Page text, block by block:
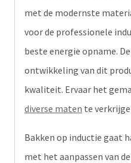
met de modernste
voor de professionele
beste energie opname.
ontwikkeling van dit
kwaliteit. Ervaar het
diverse maten te
Bakken op inductie gaat
met het aanpassen van